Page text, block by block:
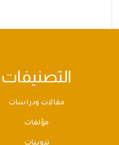
التصنيفات
مقالات ودراسات
مؤلفات